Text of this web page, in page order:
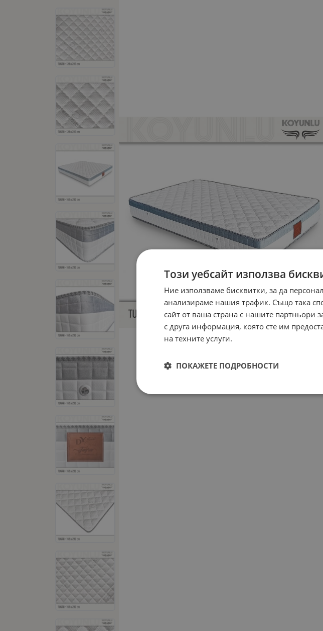
Този уебсайт използва
Ние използваме бисквитки, за да
анализираме нашия трафик. Също така
сайт от ваша страна с нашите партньори
с друга информация, която сте им
на техните услуги.
ПОКАЖЕТЕ ПОДРОБНОСТИ